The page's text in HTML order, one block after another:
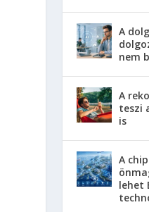
A
nem
A
teszi
is
A
lehet